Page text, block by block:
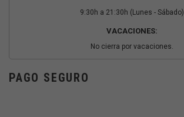
9:30h a 21:30h (Lunes - Sábado)
VACACIONES:
No cierra por vacaciones.
PAGO SEGURO